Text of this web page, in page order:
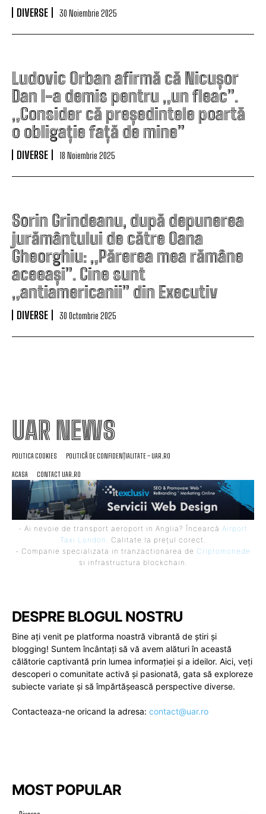
DIVERSE 30 Noiembrie 2025
Ludovic Orban afirmă că Nicușor
Dan l-a demis pentru „un fleac”.
„Consider că președintele poartă
o obligație față de mine”
DIVERSE 18 Noiembrie 2025
Sorin Grindeanu, după depunerea
jurământului de către Oana
Gheorghiu: „Părerea mea rămâne
aceeași”. Cine sunt
„antiamericanii” din Executiv
DIVERSE 30 Octombrie 2025
UAR NEWS
POLITICA COOKIES POLITICĂ DE CONFIDENȚIALITATE – UAR.RO
ACASA CONTACT UAR.RO
- Ai nevoie de transport aeroport in Anglia? Încearcă Airport
Taxi London . Calitate la prețul corect.
- Companie specializata in tranzactionarea de Criptomonede
si infrastructura blockchain.
DESPRE BLOGUL NOSTRU
Bine ați venit pe platforma noastră vibrantă de știri și
blogging! Suntem încântați să vă avem alături în această
călătorie captivantă prin lumea informației și a ideilor. Aici, veți
descoperi o comunitate activă și pasionată, gata să exploreze
subiecte variate și să împărtășească perspective diverse.
Contacteaza-ne oricand la adresa: contact@uar.ro
MOST POPULAR